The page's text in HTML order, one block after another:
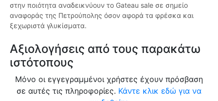
στην ποιότητα αναδεικνύουν το Gateau sale σε σημείο
αναφοράς της Πετρούπολης όσον αφορά τα φρέσκα και
ξεχωριστά γλυκίσματα.
Αξιολογήσεις από τους παρακάτω
ιστότοπους
Μόνο οι εγγεγραμμένοι χρήστες έχουν πρόσβαση
σε αυτές τις πληροφορίες. Κάντε κλικ εδώ για να